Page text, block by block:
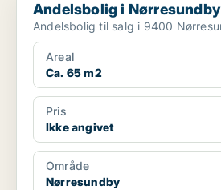
Andelsbolig i Nørresundby
Areal
Ca. 65 m2
Pris
Ikke angivet
Område
Nørresundby